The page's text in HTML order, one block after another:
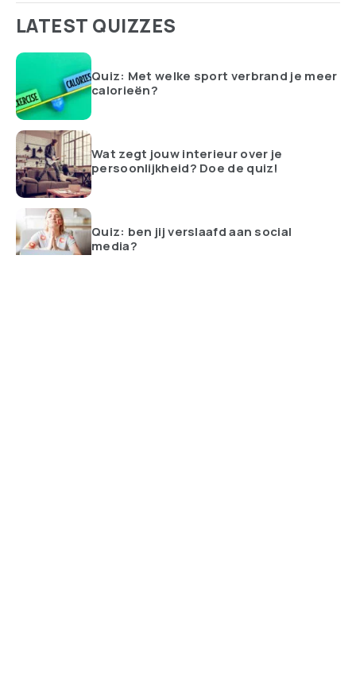
LATEST QUIZZES
Quiz: Met welke sport verbrand je meer
calorieën?
Wat zegt jouw interieur over je
persoonlijkheid? Doe de quiz!
Quiz: ben jij verslaafd aan social
media?